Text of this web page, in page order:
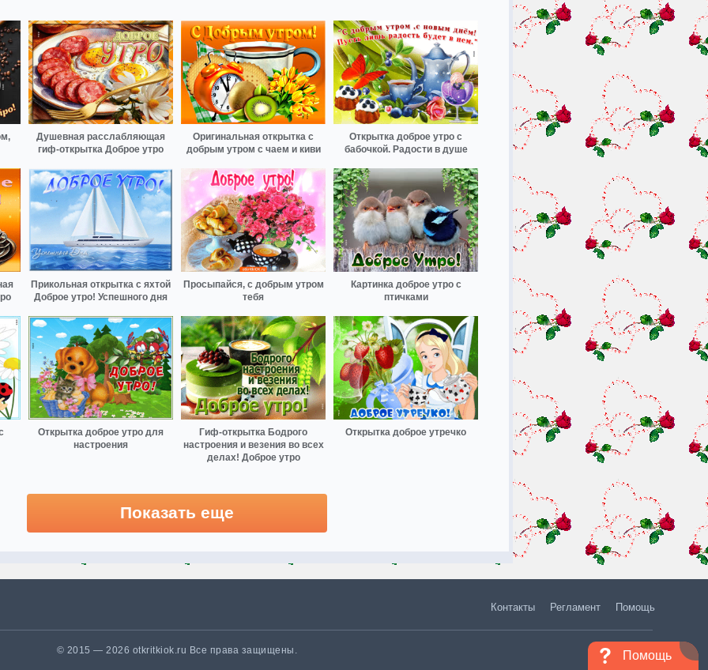
Душевная расслабляющая
гиф-открытка Доброе утро
Оригинальная открытка с
добрым утром с чаем и киви
Открытка доброе утро с
бабочкой. Радости в душе
Прикольная открытка с яхтой
Доброе утро! Успешного дня
Просыпайся, с добрым утром
тебя
Картинка доброе утро с
птичками
Открытка доброе утро для
настроения
Гиф-открытка Бодрого
настроения и везения во всех
делах! Доброе утро
Открытка доброе утречко
Показать еще
Помощь
Контакты Регламент Помощь
© 2015 — 2026 otkritkiok.ru Все права защищены.